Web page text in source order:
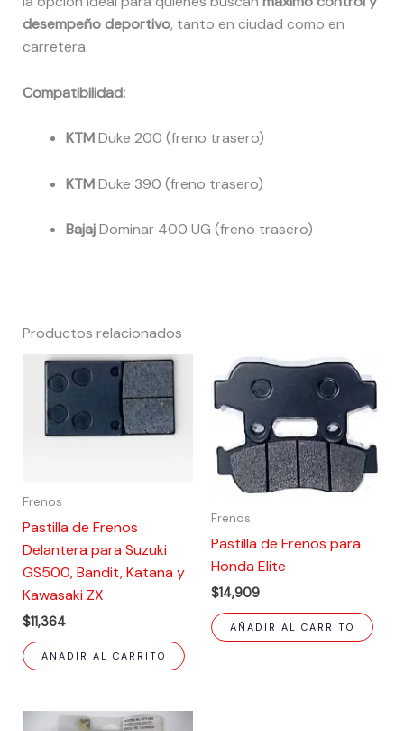
desempeño deportivo, tanto en ciudad como en
carretera.
Compatibilidad:
KTMDuke 200 (freno trasero)
KTMDuke 390 (freno trasero)
BajajDominar 400 UG (freno trasero)
Productos relacionados
Frenos
Pastilla de Frenos
Delantera para Suzuki
GS500, Bandit, Katana y
Kawasaki ZX
$11,364
AÑADIR AL CARRITO
Frenos
Pastilla de Frenos para
Honda Elite
$14,909
AÑADIR AL CARRITO